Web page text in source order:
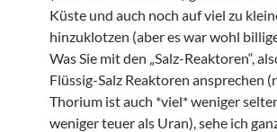
Küste und auch noch auf viel zu
hinzuklotzen (aber es war wohl
Was Sie mit den „Salz-Reaktoren“,
Flüssig-Salz Reaktoren ansprechen
Thorium ist auch *viel* weniger
weniger teuer als Uran), sehe ich